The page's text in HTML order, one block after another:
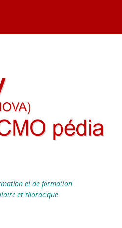
et de formation
et thoracique